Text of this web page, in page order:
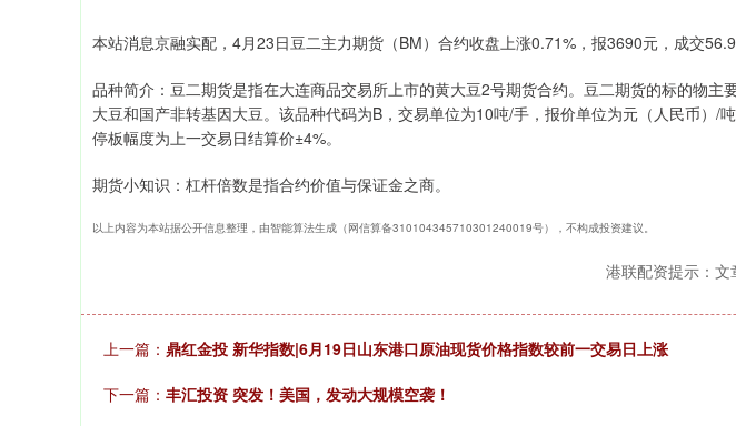
本站消息京融实配，4月23日豆二主力期货（BM）合约收盘上涨0.71%，报3690元，成交
品种简介：豆二期货是指在大连商品交易所上市的黄大豆2号期货合约。豆二期货的标的物主
大豆和国产非转基因大豆。该品种代码为B，交易单位为10吨/手，报价单位为元（人民币）/
停板幅度为上一交易日结算价±4%。
期货小知识：杠杆倍数是指合约价值与保证金之商。
以上内容为本站据公开信息整理，由智能算法生成（网信算备310104345710301240019号），不构成投资建议。
港联配资提示：文
上一篇： 鼎红金投 新华指数|6月19日山东港口原油现货价格指数较前一交易日上涨
下一篇： 丰汇投资 突发！美国，发动大规模空袭！